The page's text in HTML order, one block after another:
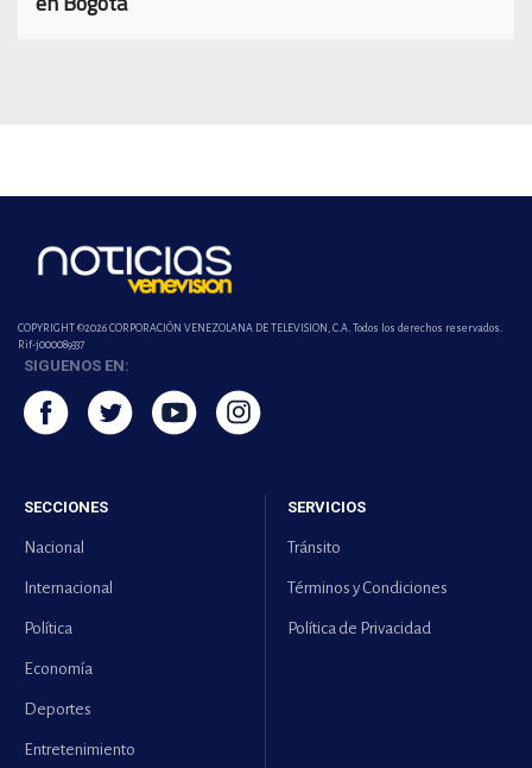
COPYRIGHT ©2026 CORPORACIÓN VENEZOLANA DE TELEVISION, C.A. Todos los derechos reservados.
Rif-j000089337
SIGUENOS EN:
SECCIONES
Nacional
Internacional
Política
Economía
Deportes
Entretenimiento
SERVICIOS
Tránsito
Términos y Condiciones
Política de Privacidad